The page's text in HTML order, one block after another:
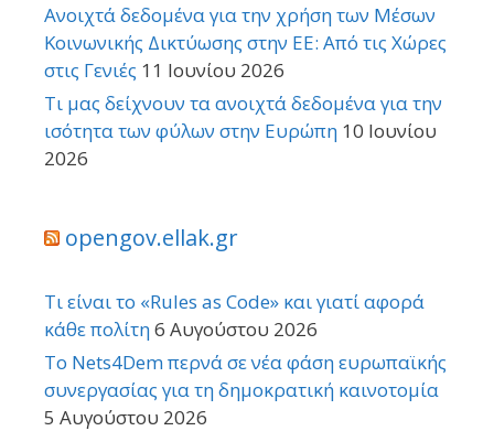
Ανοιχτά δεδομένα για την χρήση των Μέσων
Κοινωνικής Δικτύωσης στην ΕΕ: Από τις Χώρες
στις Γενιές 11 Ιουνίου 2026
Τι μας δείχνουν τα ανοιχτά δεδομένα για την
ισότητα των φύλων στην Ευρώπη 10 Ιουνίου
2026
opengov.ellak.gr
Τι είναι το «Rules as Code» και γιατί αφορά
κάθε πολίτη6 Αυγούστου 2026
Το Nets4Dem περνά σε νέα φάση ευρωπαϊκής
συνεργασίας για τη δημοκρατική καινοτομία
5 Αυγούστου 2026